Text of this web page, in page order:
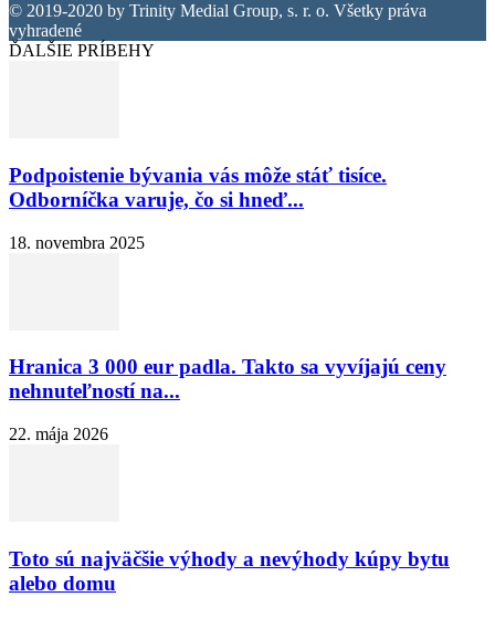
© 2019-2020 by Trinity Medial Group, s. r. o. Všetky práva
vyhradené
ĎALŠIE PRÍBEHY
Podpoistenie bývania vás môže stáť tisíce.
Odborníčka varuje, čo si hneď...
18. novembra 2025
Hranica 3 000 eur padla. Takto sa vyvíjajú ceny
nehnuteľností na...
22. mája 2026
Toto sú najväčšie výhody a nevýhody kúpy bytu
alebo domu